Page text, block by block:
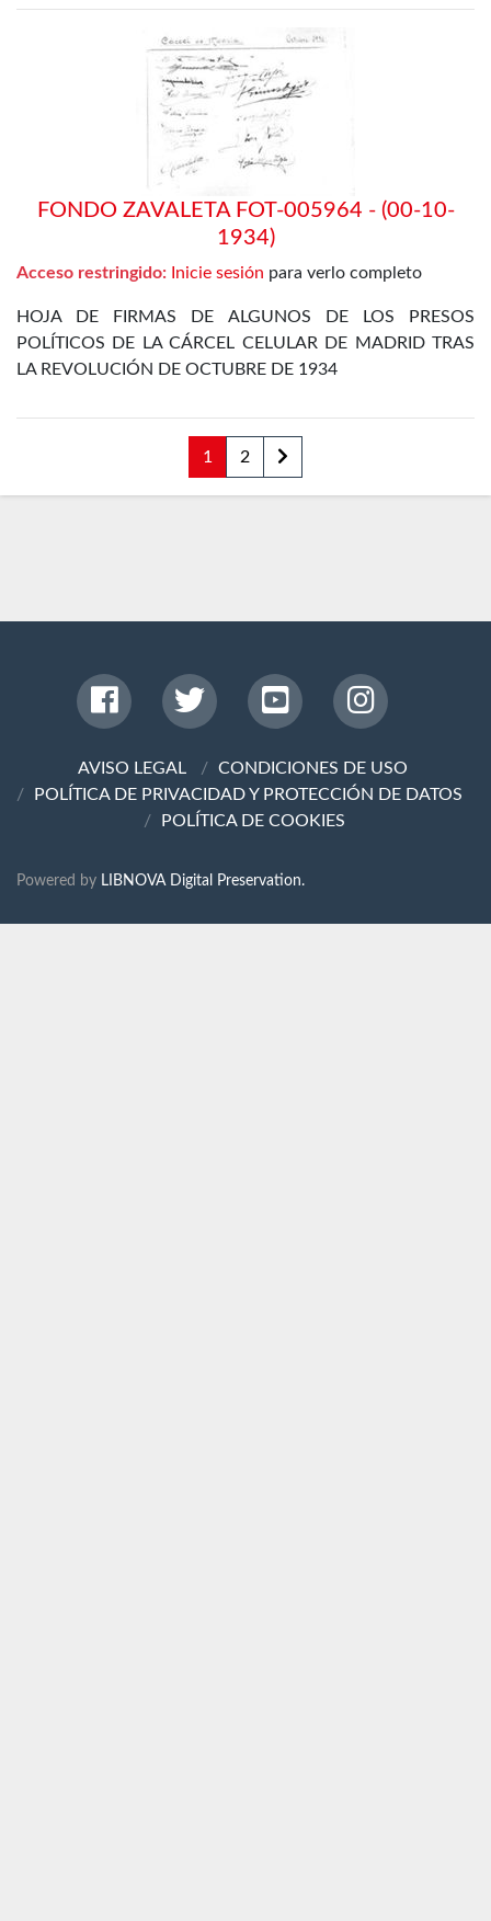
FONDO ZAVALETA FOT-005964 - (00-10-
1934)
Acceso restringido: Inicie sesión para verlo completo
HOJA DE FIRMAS DE ALGUNOS DE LOS PRESOS
POLÍTICOS DE LA CÁRCEL CELULAR DE MADRID TRAS
LA REVOLUCIÓN DE OCTUBRE DE 1934
1 2
AVISO LEGAL
CONDICIONES DE USO
POLÍTICA DE PRIVACIDAD Y PROTECCIÓN DE DATOS
POLÍTICA DE COOKIES
Powered by LIBNOVA Digital Preservation.